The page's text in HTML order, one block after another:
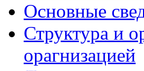
Основные
Структура и
орагнизацией